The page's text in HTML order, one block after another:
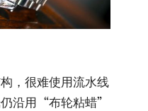
，很难使用流水线
沿用“布轮粘蜡”